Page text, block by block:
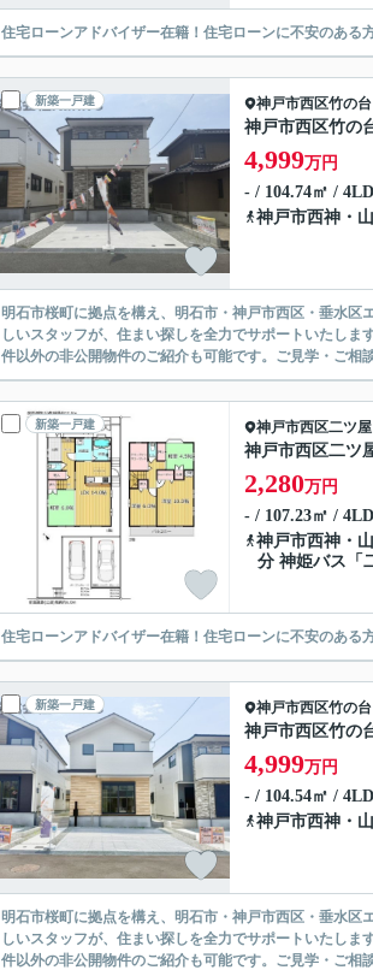
住宅ローンアドバイザー在籍！住宅ローンに不安のある
新築一戸建 神戸市西区竹の台
神戸市西区竹の
4,999万円
- / 104.74㎡ /
神戸市西神・
明石市桜町に拠点を構え、明石市・神戸市西区・垂水
しいスタッフが、住まい探しを全力でサポートいたし
件以外の非公開物件のご紹介も可能です。ご見学・ご相
新築一戸建 神戸市西区二ツ屋
神戸市西区二ツ
2,280万円
- / 107.23㎡ /
神戸市西神・
分 神姫バス「
住宅ローンアドバイザー在籍！住宅ローンに不安のある
新築一戸建 神戸市西区竹の台
神戸市西区竹の
4,999万円
- / 104.54㎡ /
神戸市西神・
明石市桜町に拠点を構え、明石市・神戸市西区・垂水
しいスタッフが、住まい探しを全力でサポートいたし
件以外の非公開物件のご紹介も可能です。ご見学・ご相